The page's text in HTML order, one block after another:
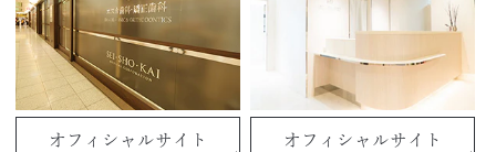
オフィシャルサイト オフィシャルサイト